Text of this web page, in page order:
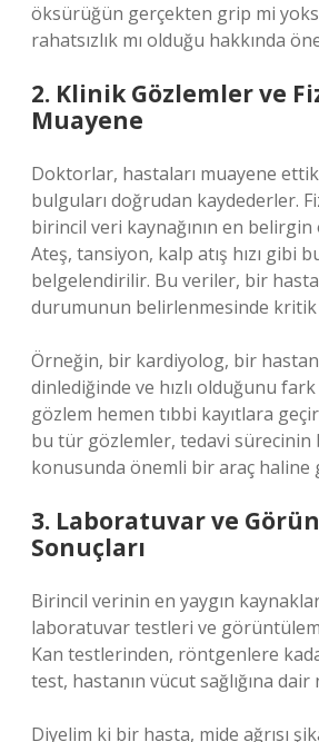
öksürüğün gerçekten grip mi
rahatsızlık mı olduğu hakkında
2. Klinik Gözlemler ve
Muayene
Doktorlar, hastaları muayene
bulguları doğrudan kaydederler.
birincil veri kaynağının en
Ateş, tansiyon, kalp atış hızı gibi
belgelendirilir. Bu veriler, bir
durumunun belirlenmesinde
Örneğin, bir kardiyolog, bir
dinlediğinde ve hızlı olduğunu
gözlem hemen tıbbi kayıtlara
bu tür gözlemler, tedavi sürecinin
konusunda önemli bir araç haline
3. Laboratuvar ve
Sonuçları
Birincil verinin en yaygın
laboratuvar testleri ve
Kan testlerinden, röntgenlere
test, hastanın vücut sağlığına
Diyelim ki bir hasta, mide ağrısı